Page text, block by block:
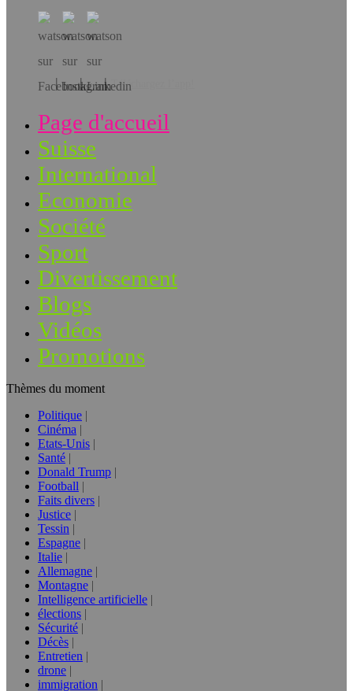
Téléchargez l’app!
Page d'accueil
Suisse
International
Economie
Société
Sport
Divertissement
Blogs
Vidéos
Promotions
Thèmes du moment
Politique
Cinéma
Etats-Unis
Santé
Donald Trump
Football
Faits divers
Justice
Tessin
Espagne
Italie
Allemagne
Montagne
Intelligence artificielle
élections
Sécurité
Décès
Entretien
drone
immigration